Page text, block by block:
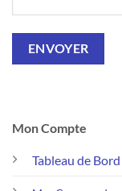
Mon Compte
Tableau de Bord